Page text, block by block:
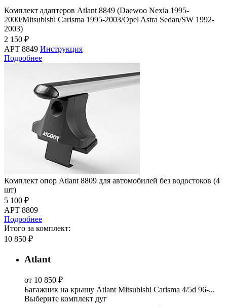
Комплект адаптеров Atlant 8849 (Daewoo Nexia 1995-
2000/Mitsubishi Carisma 1995-2003/Opel Astra Sedan/SW 1992-
2003)
2 150 ₽
АРТ 8849 Инструкция
Подробнее
Комплект опор Atlant 8809 для автомобилей без водостоков (4
шт)
5 100 ₽
АРТ 8809
Подробнее
Итого за комплект:
10 850 ₽
Atlant
от 10 850 ₽
Багажник на крышу Atlant Mitsubishi Carisma 4/5d 96-...
Выберите комплект дуг